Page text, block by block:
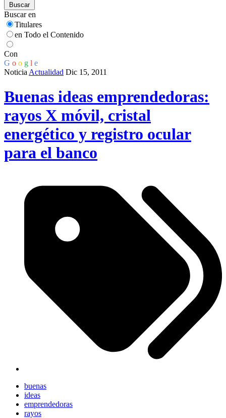
Buscar
Buscar en
Titulares
en Todo el Contenido
Con
G o o g l e
Noticia Actualidad Dic 15, 2011
Buenas ideas emprendedoras:
rayos X móvil, cristal
energético y registro ocular
para el banco
buenas
ideas
emprendedoras
rayos